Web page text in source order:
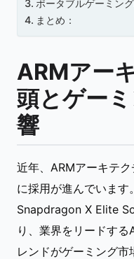
ポータブルゲーミン
まとめ：
ARMアー
頭とゲー
響
近年、ARMアーキテ
に採用が進んでいま
Snapdragon X Elite
り、業界をリードす
レンドがゲーミング